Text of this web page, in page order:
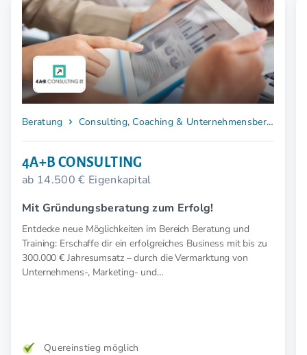
Beratung Consulting, Coaching & Unternehmensberatung
4A+B CONSULTING
ab 14.500 € Eigenkapital
Mit Gründungsberatung zum Erfolg!
Entdecke neue Möglichkeiten im Bereich Beratung und
Training: Erschaffe dir ein erfolgreiches Business mit bis zu
300.000 € Jahresumsatz – durch die Vermarktung von
Unternehmens-, Marketing- und
Quereinstieg möglich